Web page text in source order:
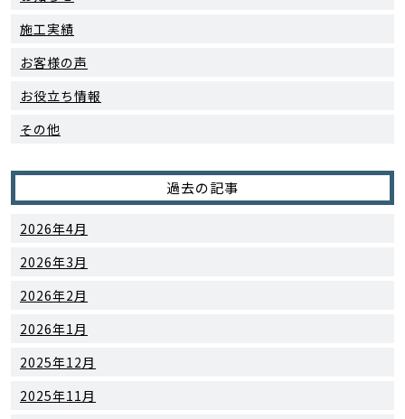
施工実績
お客様の声
お役立ち情報
その他
過去の記事
2026年4月
2026年3月
2026年2月
2026年1月
2025年12月
2025年11月